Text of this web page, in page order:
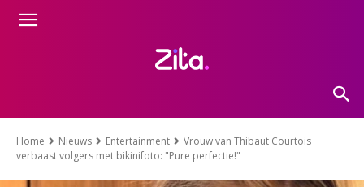
Home Nieuws Entertainment
Vrouw van Thibaut Courtois
verbaast volgers met bikinifoto: "Pure perfectie!"